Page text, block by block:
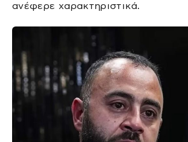
ανέφερε χαρακτηριστικά.